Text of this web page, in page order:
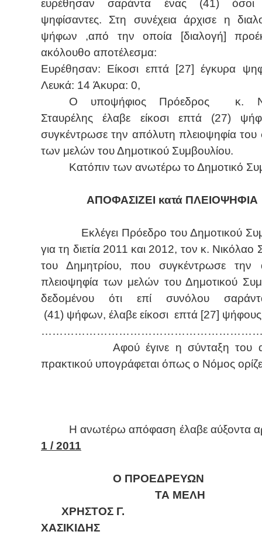
ευρέθησαν σαράντα ένας (41)
ψηφίσαντες. Στη συνέχεια άρχισε η
ψήφων ,από την οποία [διαλογή]
ακόλουθο αποτέλεσμα:
Ευρέθησαν: Είκοσι επτά [27] έγκυρα
Λευκά: 14 Άκυρα: 0,
Ο υποψήφιος Πρόεδρος κ.
Σταυρέλης έλαβε είκοσι επτά (27)
συγκέντρωσε την απόλυτη πλειοψηφία του
των μελών του Δημοτικού Συμβουλίου.
Κατόπιν των ανωτέρω το Δημοτικό
ΑΠΟΦΑΣΙΖΕΙ κατά ΠΛΕΙΟΨΗΦΙΑ
Εκλέγει Πρόεδρο του Δημοτικού
για τη διετία 2011 και 2012, τον κ. Νικόλαο
του Δημητρίου, που συγκέντρωσε την
πλειοψηφία των μελών του Δημοτικού
δεδομένου ότι επί συνόλου
(41) ψήφων, έλαβε είκοσι επτά [27]
Αφού έγινε η σύνταξη του
πρακτικού υπογράφεται όπως ο Νόμος
Η ανωτέρω απόφαση έλαβε αύξοντα
1 / 2011
Ο ΠΡΟΕΔΡΕΥΩΝ
ΤΑ
ΧΡΗΣΤΟΣ Γ.
ΧΑΣΙΚΙΔΗΣ